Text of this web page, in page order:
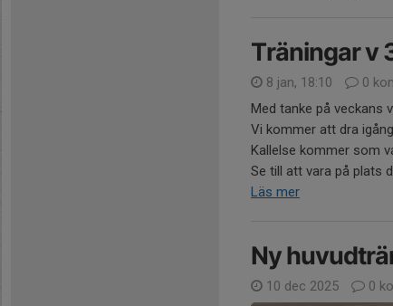
Träningar v
8 jan, 18:10
0
Med tanke på veckans
Vi kommer att dra
Kallelse kommer som
Se till att vara på plats
Läs mer
Ny
10 dec 2025 0